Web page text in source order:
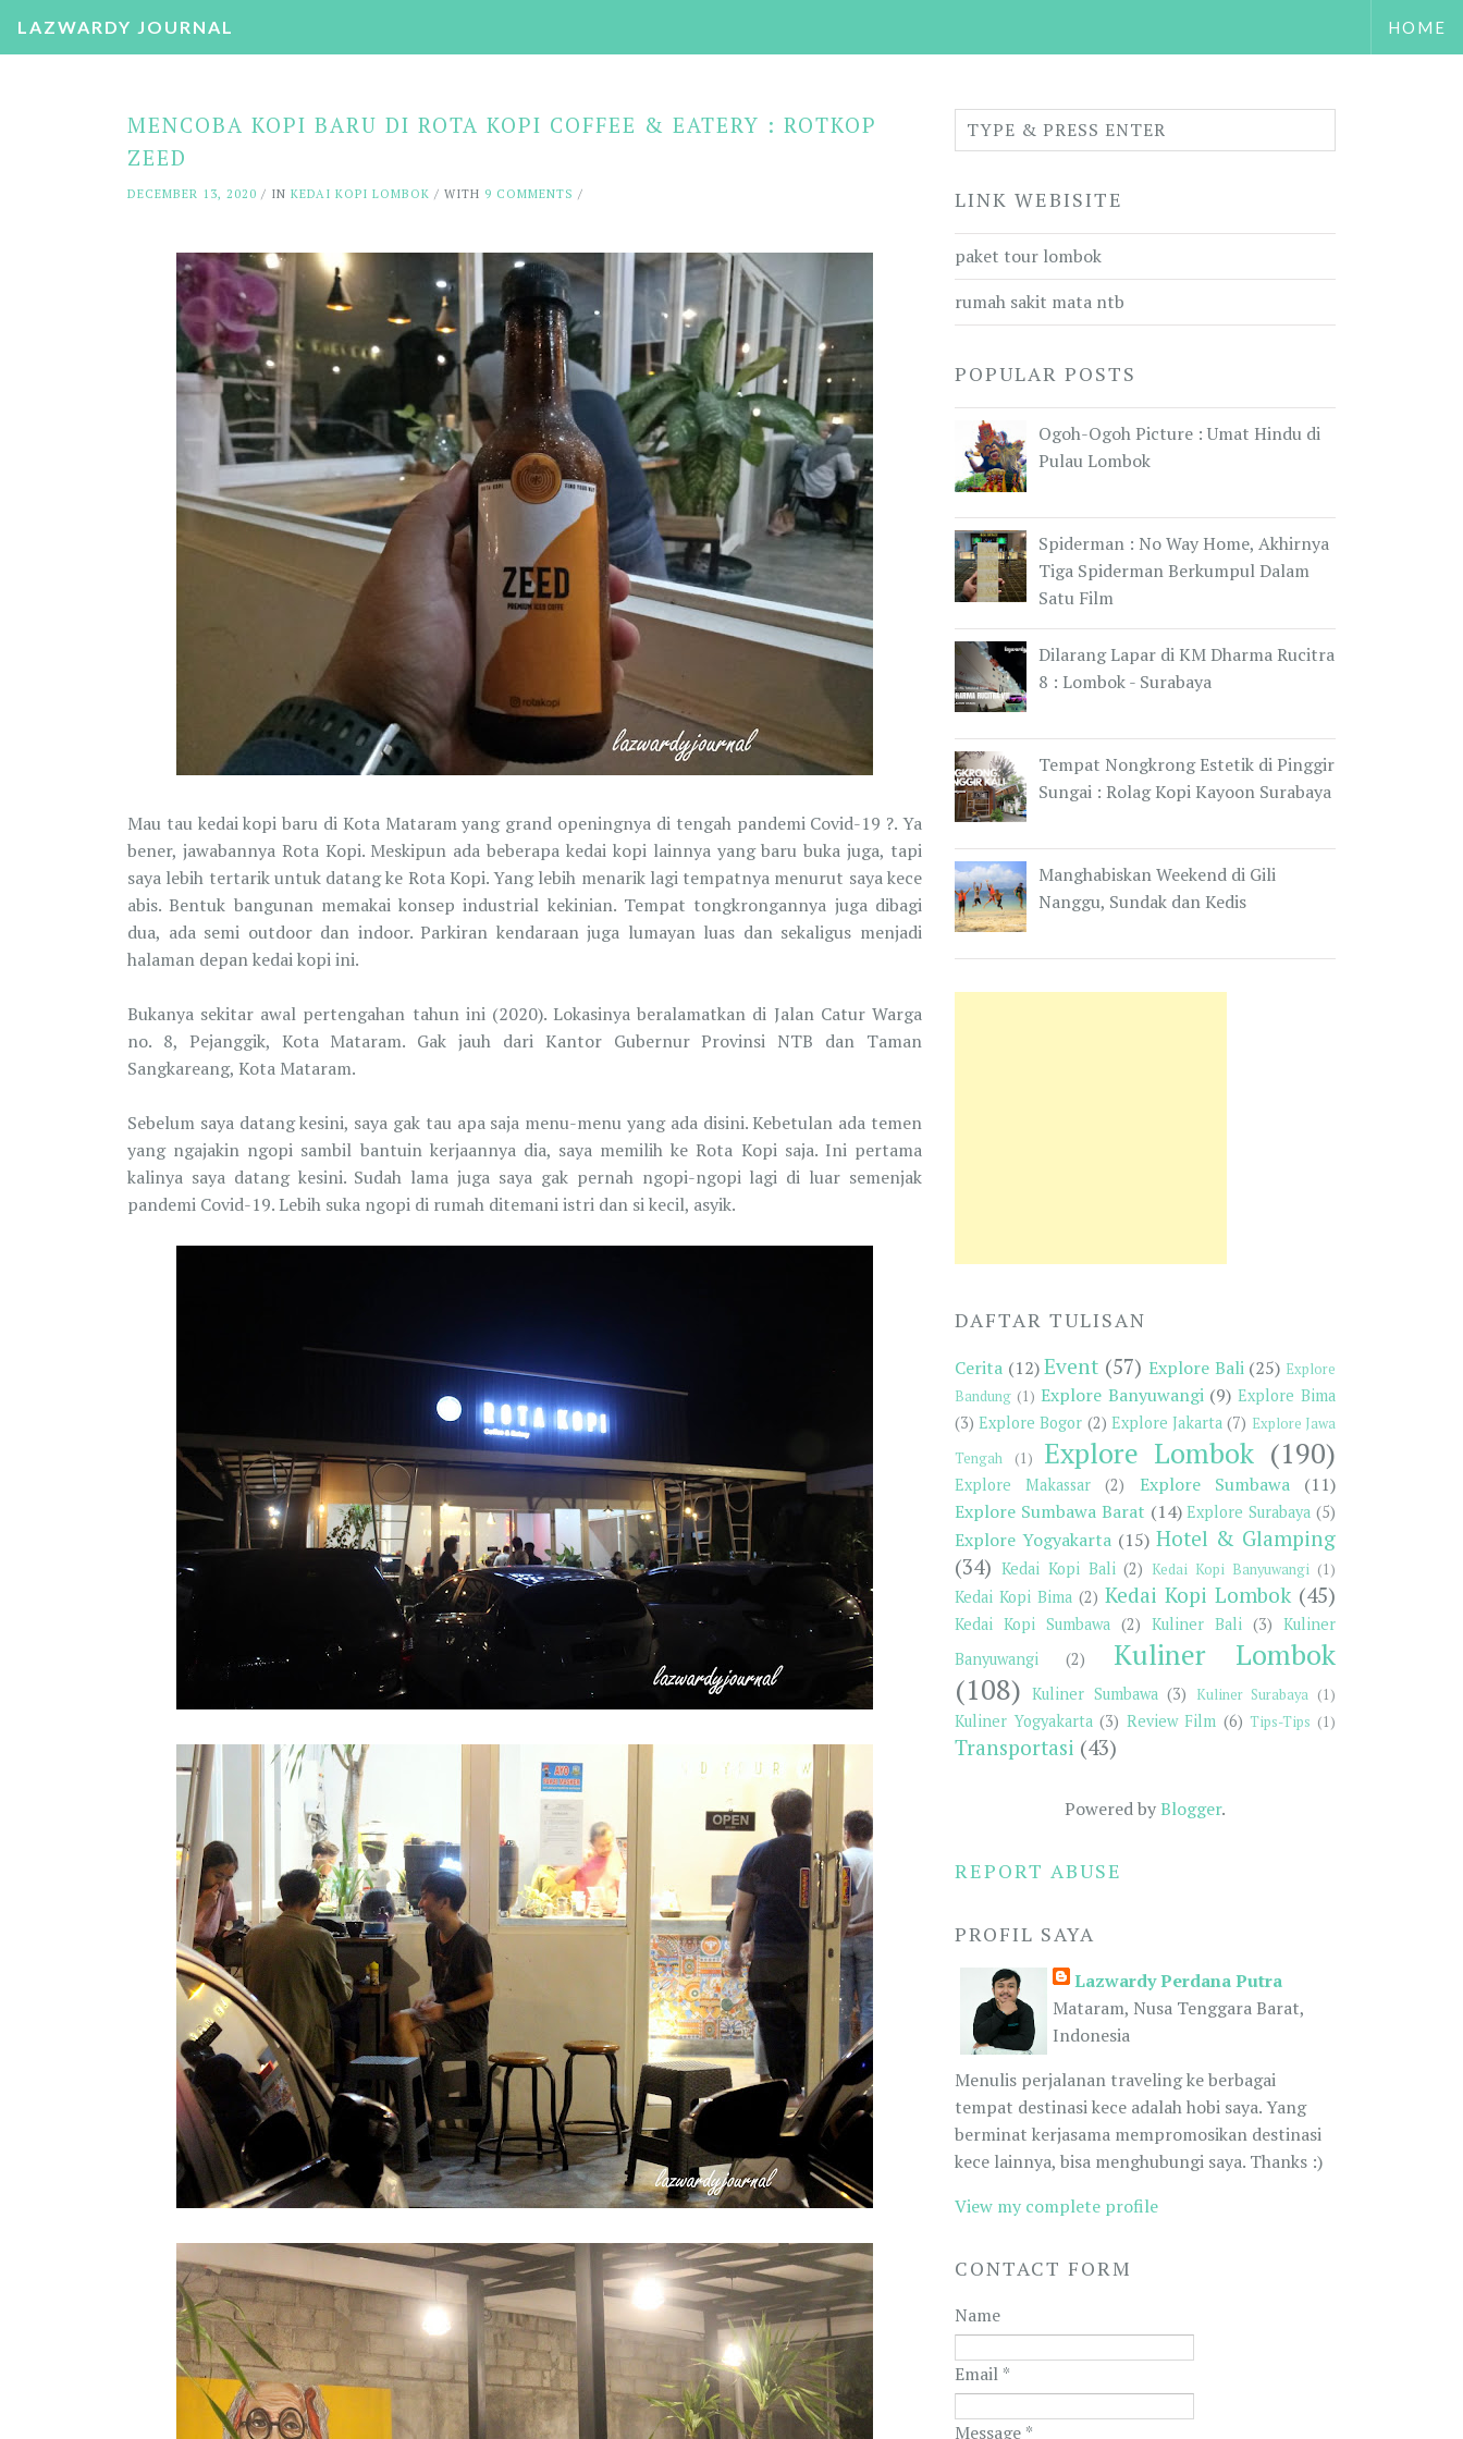
LAZWARDY JOURNAL HOME
MENCOBA KOPI BARU DI ROTA KOPI COFFEE & EATERY : ROTKOP
ZEED
DECEMBER 13, 2020 / IN KEDAI KOPI LOMBOK / WITH 9 COMMENTS /
Mau tau kedai kopi baru di Kota Mataram yang grand openingnya di tengah pandemi Covid-19 ?. Ya
bener, jawabannya Rota Kopi. Meskipun ada beberapa kedai kopi lainnya yang baru buka juga, tapi
saya lebih tertarik untuk datang ke Rota Kopi. Yang lebih menarik lagi tempatnya menurut saya kece
abis. Bentuk bangunan memakai konsep industrial kekinian. Tempat tongkrongannya juga dibagi
dua, ada semi outdoor dan indoor. Parkiran kendaraan juga lumayan luas dan sekaligus menjadi
halaman depan kedai kopi ini.
Bukanya sekitar awal pertengahan tahun ini (2020). Lokasinya beralamatkan di Jalan Catur Warga
no. 8, Pejanggik, Kota Mataram. Gak jauh dari Kantor Gubernur Provinsi NTB dan Taman
Sangkareang, Kota Mataram.
Sebelum saya datang kesini, saya gak tau apa saja menu-menu yang ada disini. Kebetulan ada temen
yang ngajakin ngopi sambil bantuin kerjaannya dia, saya memilih ke Rota Kopi saja. Ini pertama
kalinya saya datang kesini. Sudah lama juga saya gak pernah ngopi-ngopi lagi di luar semenjak
pandemi Covid-19. Lebih suka ngopi di rumah ditemani istri dan si kecil, asyik.
LINK WEBISITE
paket tour lombok
rumah sakit mata ntb
POPULAR POSTS
Ogoh-Ogoh Picture : Umat Hindu di
Pulau Lombok
Spiderman : No Way Home, Akhirnya
Tiga Spiderman Berkumpul Dalam
Satu Film
Dilarang Lapar di KM Dharma Rucitra
8 : Lombok - Surabaya
Tempat Nongkrong Estetik di Pinggir
Sungai : Rolag Kopi Kayoon Surabaya
Manghabiskan Weekend di Gili
Nanggu, Sundak dan Kedis
DAFTAR TULISAN
Cerita (12) Event (57) Explore Bali (25) Explore
Bandung (1) Explore Banyuwangi (9) Explore Bima
(3) Explore Bogor (2) Explore Jakarta (7) Explore Jawa
Tengah
(1) Explore Lombok (190)
Explore Makassar (2) Explore Sumbawa
(11)
Explore Sumbawa Barat (14) Explore Surabaya (5)
Explore Yogyakarta (15) Hotel & Glamping
(34) Kedai Kopi Bali (2) Kedai Kopi Banyuwangi (1)
Kedai Kopi Bima (2) Kedai Kopi Lombok (45)
Kedai Kopi Sumbawa (2) Kuliner Bali (3) Kuliner
Banyuwangi
(2)
Kuliner Lombok
(108)
Kuliner Sumbawa (3) Kuliner Surabaya (1)
Kuliner Yogyakarta (3) Review Film (6) Tips-Tips (1)
Transportasi (43)
Powered byBlogger.
REPORT ABUSE
PROFIL SAYA
Lazwardy Perdana Putra
Mataram, Nusa Tenggara Barat,
Indonesia
Menulis perjalanan traveling ke berbagai
tempat destinasi kece adalah hobi saya. Yang
berminat kerjasama mempromosikan destinasi
kece lainnya, bisa menghubungi saya. Thanks :)
View my complete profile
CONTACT FORM
Name
Email *
Message *